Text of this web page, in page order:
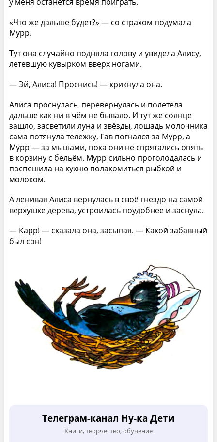
«Что же дальше будет?» — со страхом подумала
Мурр.
Тут она случайно подняла голову и увидела Алису,
летевшую кувырком вверх ногами.
— Эй, Алиса! Проснись! — крикнула она.
Алиса проснулась, перевернулась и полетела
дальше как ни в чём не бывало. И тут же солнце
зашло, засветили луна и звёзды, лошадь молочника
сама потянула тележку, Гав погнался за Мурр, а
Мурр — за мышами, пока они не спрятались опять
в корзину с бельём. Мурр сильно проголодалась и
поспешила на кухню полакомиться рыбкой и
молоком.
А ленивая Алиса вернулась в своё гнездо на самой
верхушке дерева, устроилась поудобнее и заснула.
— Карр! — сказала она, засыпая. — Какой забавный
был сон!
Телеграм-канал Ну-ка Дети
Книги, творчество, обучение